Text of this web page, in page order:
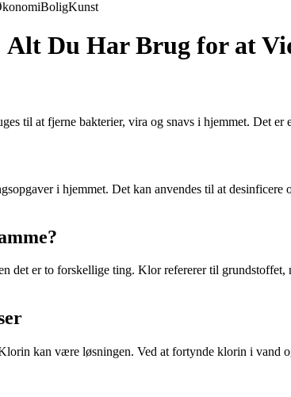
BoligKunst
Du Har Brug for at
til at fjerne bakterier, vira og snavs i hjemmet. Det
i hjemmet. Det kan anvendes til at
det er to forskellige ting. Klor refererer til
kan være løsningen. Ved at fortynde klorin i vand